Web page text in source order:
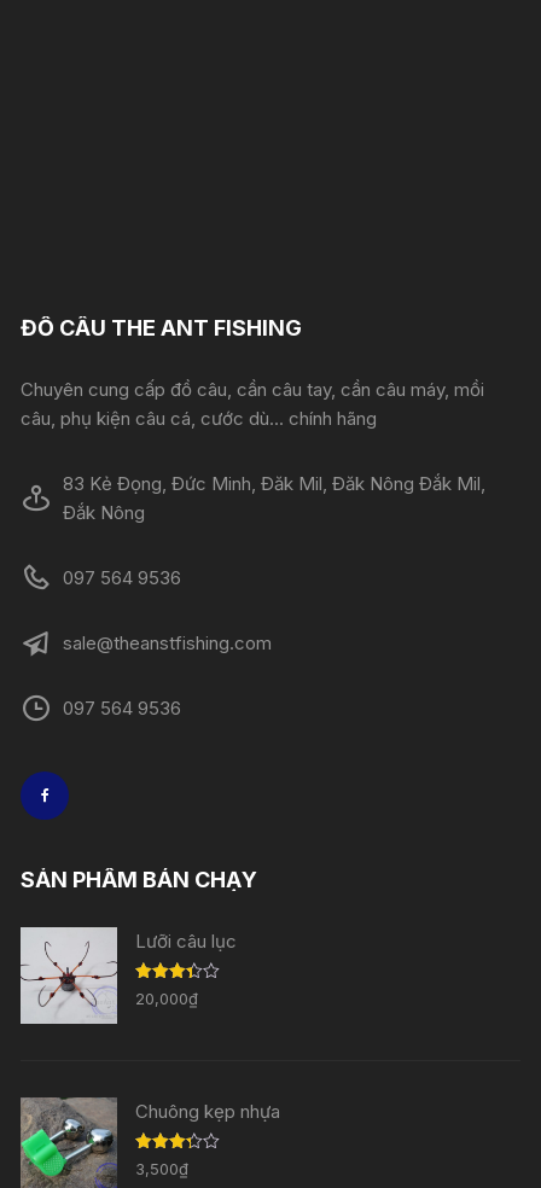
ĐỒ CÂU THE ANT FISHING
Chuyên cung cấp đồ câu, cần câu tay, cần câu máy, mồi
câu, phụ kiện câu cá, cước dù... chính hãng
83 Kẻ Đọng, Đức Minh, Đăk Mil, Đăk Nông Đắk Mil,
Đắk Nông
097 564 9536
sale@theanstfishing.com
097 564 9536
SẢN PHẨM BÁN CHẠY
Lưỡi câu lục
Được
xếp
20,000₫
Chuông kẹp nhựa
Được
xếp
3,500₫